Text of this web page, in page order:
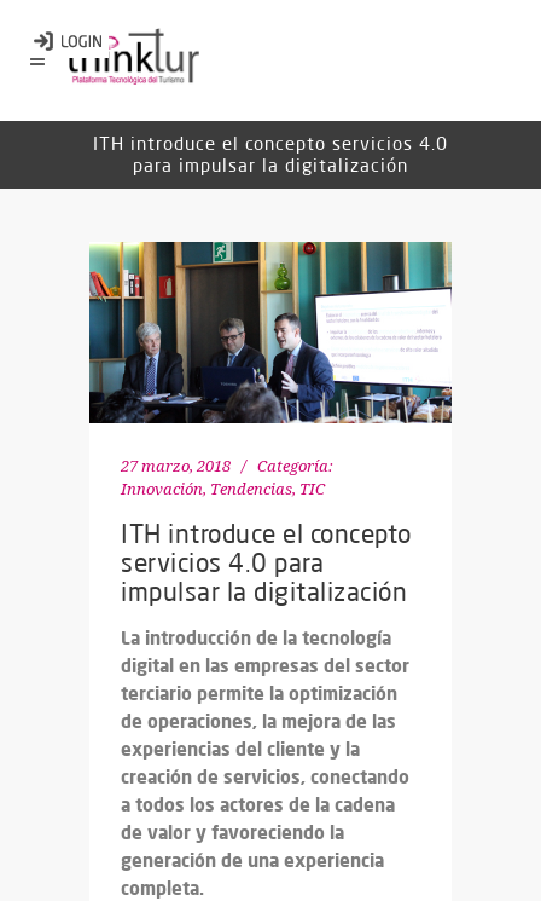
ITH introduce el concepto servicios 4.0
para impulsar la digitalización
27 marzo, 2018
Categoría:
Innovación, Tendencias, TIC
ITH introduce el concepto
servicios 4.0 para
impulsar la digitalización
La introducción de la tecnología
digital en las empresas del sector
terciario permite la optimización
de operaciones, la mejora de las
experiencias del cliente y la
creación de servicios, conectando
a todos los actores de la cadena
de valor y favoreciendo la
generación de una experiencia
completa.